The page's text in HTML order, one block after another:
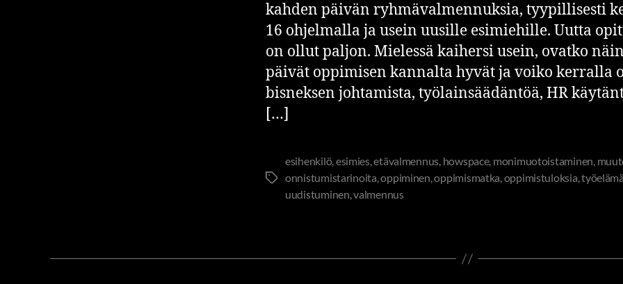
kahden päivän ryhmävalmennuksia, tyypillisesti
16 ohjelmalla ja usein uusille esimiehille. Uutta
on ollut paljon. Mielessä kaihersi usein, ovatko
päivät oppimisen kannalta hyvät ja voiko kerralla
bisneksen johtamista, työlainsäädäntöä, HR
[…]
esihenkilö,esimies,etävalmennus, howspace, monimuotoistaminen,
onnistumistarinoita,oppiminen,oppimismatka,oppimistuloksia,työelämä
uudistuminen,valmennus